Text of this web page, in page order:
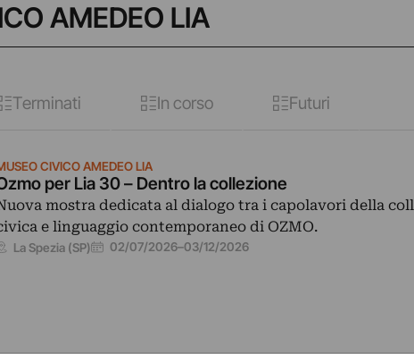
AMEDEO LIA
Terminati In corso Futuri
CIVICO AMEDEO LIA
per Lia 30 – Dentro la collezione
mostra dedicata al dialogo tra i capolavori della
e linguaggio contemporaneo di OZMO.
La Spezia (SP) 02/07/2026–03/12/2026